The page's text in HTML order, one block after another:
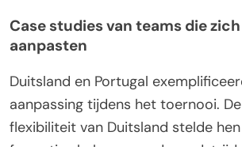
Case studies van teams die
aanpasten
Duitsland en Portugal
aanpassing tijdens het toernooi.
flexibiliteit van Duitsland stelde